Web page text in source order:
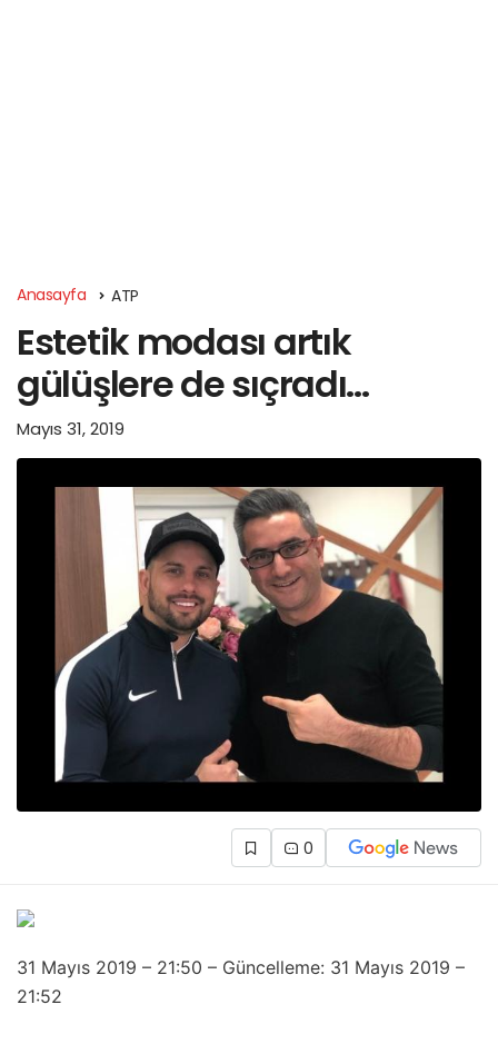
Anasayfa ATP
Estetik modası artık
gülüşlere de sıçradı…
Mayıs 31, 2019
0
31 Mayıs 2019 – 21:50 – Güncelleme: 31 Mayıs 2019 –
21:52